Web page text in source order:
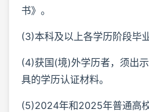
书》。
(3)本科及以上各学历阶段毕
(4)获国(境)外学历者，须出
具的学历认证材料。
(5)2024年和2025年普通高